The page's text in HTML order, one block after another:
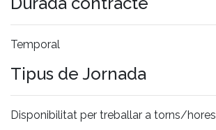
Temporal
Tipus de Jornada
Disponibilitat per treballar a torns/hores